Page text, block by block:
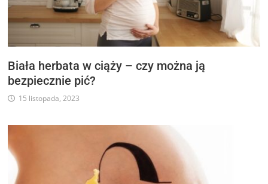
Biała herbata w ciąży – czy można ją
bezpiecznie pić?
15 listopada, 2023